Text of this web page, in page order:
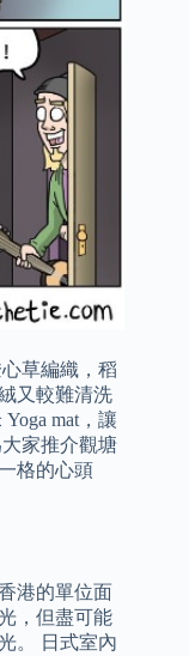
草編織，稻
又較難清洗
mat，讓
家推介觀塘
格的心頭
港的單位面
，但盡可能
。 日式室內